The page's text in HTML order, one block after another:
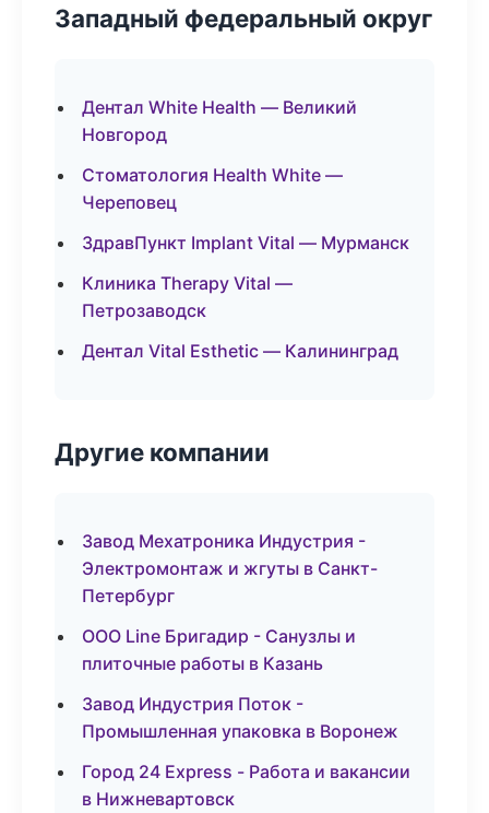
Западный федеральный округ
Дентал White Health — Великий
Новгород
Стоматология Health White —
Череповец
ЗдравПункт Implant Vital — Мурманск
Клиника Therapy Vital —
Петрозаводск
Дентал Vital Esthetic — Калининград
Другие компании
Завод Мехатроника Индустрия -
Электромонтаж и жгуты в Санкт-
Петербург
ООО Line Бригадир - Санузлы и
плиточные работы в Казань
Завод Индустрия Поток -
Промышленная упаковка в Воронеж
Город 24 Express - Работа и вакансии
в Нижневартовск